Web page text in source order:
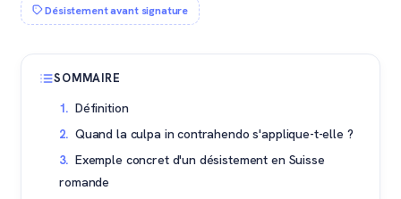
Désistement avant signature
SOMMAIRE
Définition
Quand la culpa in contrahendo s'applique-t-elle ?
Exemple concret d'un désistement en Suisse
romande